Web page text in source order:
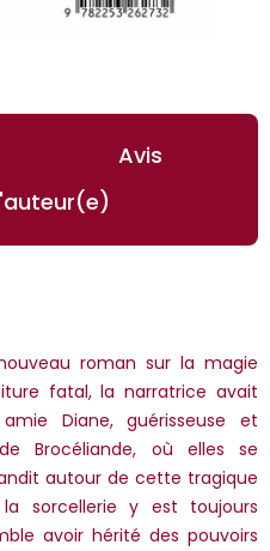
Avis
roman sur la magie
fatal, la narratrice avait
Diane, guérisseuse et
Brocéliande, où elles se
autour de cette tragique
sorcellerie y est toujours
avoir hérité des pouvoirs